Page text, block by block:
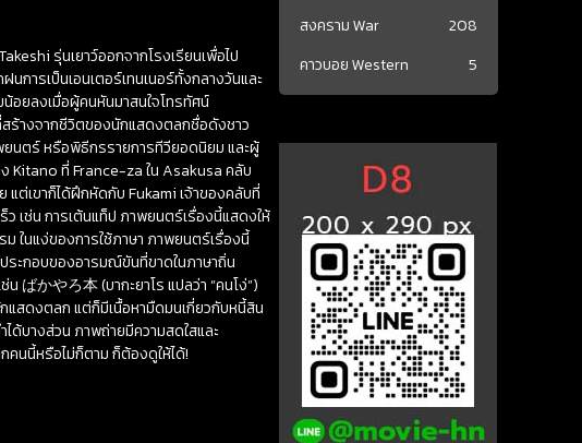
รุ่นเยาว์ออกจากโรงเรียนเพื่อไป
ารเป็นเอนเตอร์เทนเนอร์ทั้งกลางวันและ
อยลงเมื่อผู้คนหันมาสนใจโทรทัศน์
ร้างจากชีวิตของนักแสดงตลกชื่อดังชาว
นตร์ หรือพิธีกรรายการทีวียอดนิยม และผู้
Kitano ที่ France-za ใน Asakusa คลับ
ต่เขาก็ได้ฝึกหัดกับ Fukami เจ้าของคลับที่
เช่น การเต้นแท็ป ภาพยนตร์เรื่องนี้แสดงให้
ในแง่ของการใช้ภาษา ภาพยนตร์เรื่องนี้
ระกอบของอารมณ์ขันที่ขาดในภาษาถิ่น
ばかやろ本 (บากะยาโร แปลว่า “คนโง่”)
แสดงตลก แต่ก็มีเนื้อหามืดมนเกี่ยวกับหนี้สิน
ด้บางส่วน ภาพถ่ายมีความสดใสและ
คนนี้หรือไม่ก็ตาม ก็ต้องดูให้ได้!
สงคราม War
208
คาวบอย Western
5